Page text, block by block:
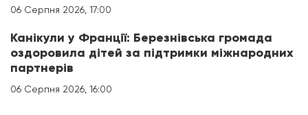
06 Серпня 2026, 17:00
Канікули у Франції: Березнівська громада
оздоровила дітей за підтримки міжнародних
партнерів
06 Серпня 2026, 16:00